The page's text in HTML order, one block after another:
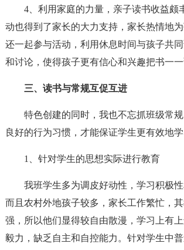
4、利用家庭的力量，亲子读书收益颇
动也得到了家长的大力支持，家长热情地为
还一起参与活动，利用休息时间与孩子共
和讨论，使得孩子更有信心和兴趣把书一一
三、读书与常规互促互进
特色创建的同时，我也不忘抓班级常
良好的行为习惯，才能保证学生更有效地学
1、针对学生的思想实际进行教育
我班学生多为调皮好动性，学习积极性
而且农村外地孩子较多，家长工作繁忙，
强，所以他们显得较自由散漫，学习上有
毅力，缺乏自主和自控能力。针对学生中